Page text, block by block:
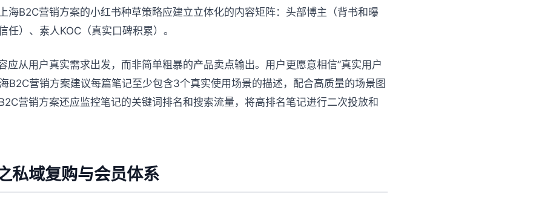
海B2C营销方案的小红书种草策略应建立立体化的内容矩阵：头部博主（背书和曝
任）、素人KOC（真实口碑积累）。
应从用户真实需求出发，而非简单粗暴的产品卖点输出。用户更愿意相信”真实用户
B2C营销方案建议每篇笔记至少包含3个真实使用场景的描述，配合高质量的场景图
营销方案还应监控笔记的关键词排名和搜索流量，将高排名笔记进行二次投放和
私域复购与会员体系